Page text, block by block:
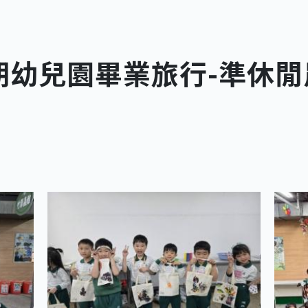
兒園畢業旅行-準休